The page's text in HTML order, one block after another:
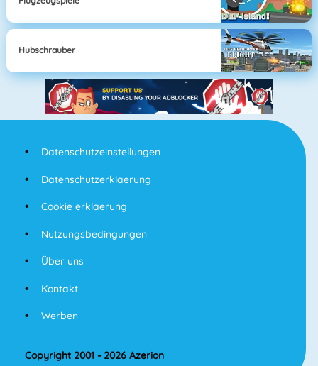
Hubschrauber
Datenschutzeinstellungen
Datenschutzerklaerung
Cookie erklaerung
Nutzungsbedingungen
Über uns
Kontakt
Werben
Copyright 2001 - 2026 Azerion